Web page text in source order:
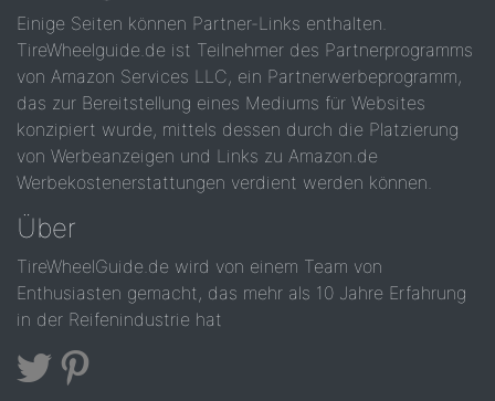
Einige Seiten können Partner-Links enthalten.
TireWheelguide.de ist Teilnehmer des Partnerprogramms
von Amazon Services LLC, ein Partnerwerbeprogramm,
das zur Bereitstellung eines Mediums für Websites
konzipiert wurde, mittels dessen durch die Platzierung
von Werbeanzeigen und Links zu Amazon.de
Werbekostenerstattungen verdient werden können.
Über
TireWheelGuide.de wird von einem Team von
Enthusiasten gemacht, das mehr als 10 Jahre Erfahrung
in der Reifenindustrie hat